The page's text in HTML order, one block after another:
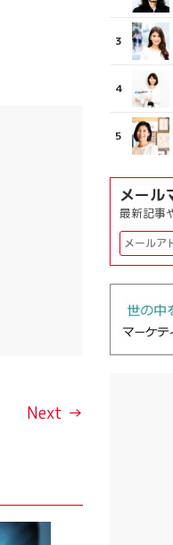
Next →
メール
最新記事